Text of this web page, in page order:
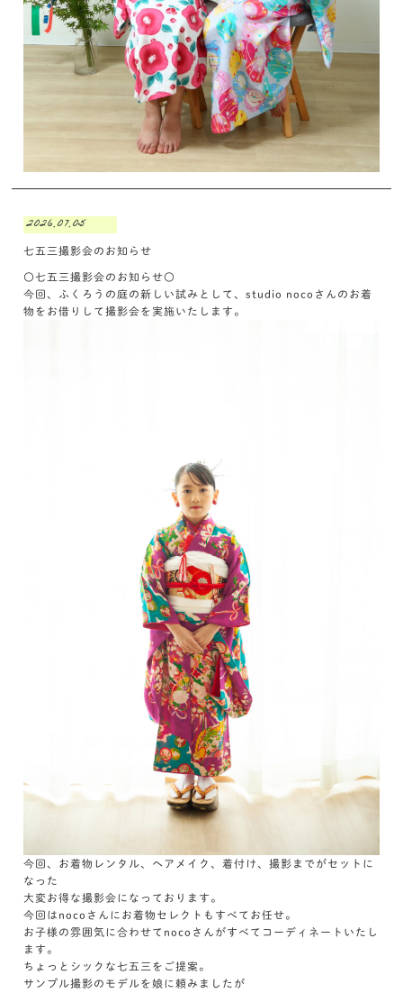
2026.07.05
七五三撮影会のお知らせ
〇七五三撮影会のお知らせ〇
今回、ふくろうの庭の新しい試みとして、studio nocoさんのお着
物をお借りして撮影会を実施いたします。
今回、お着物レンタル、ヘアメイク、着付け、撮影までがセットに
なった
大変お得な撮影会になっております。
今回はnocoさんにお着物セレクトもすべてお任せ。
お子様の雰囲気に合わせてnocoさんがすべてコーディネートいたし
ます。
ちょっとシックな七五三をご提案。
サンプル撮影のモデルを娘に頼みましたが